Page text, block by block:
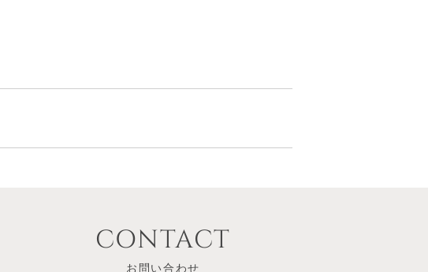
CONTACT
お問い合わせ